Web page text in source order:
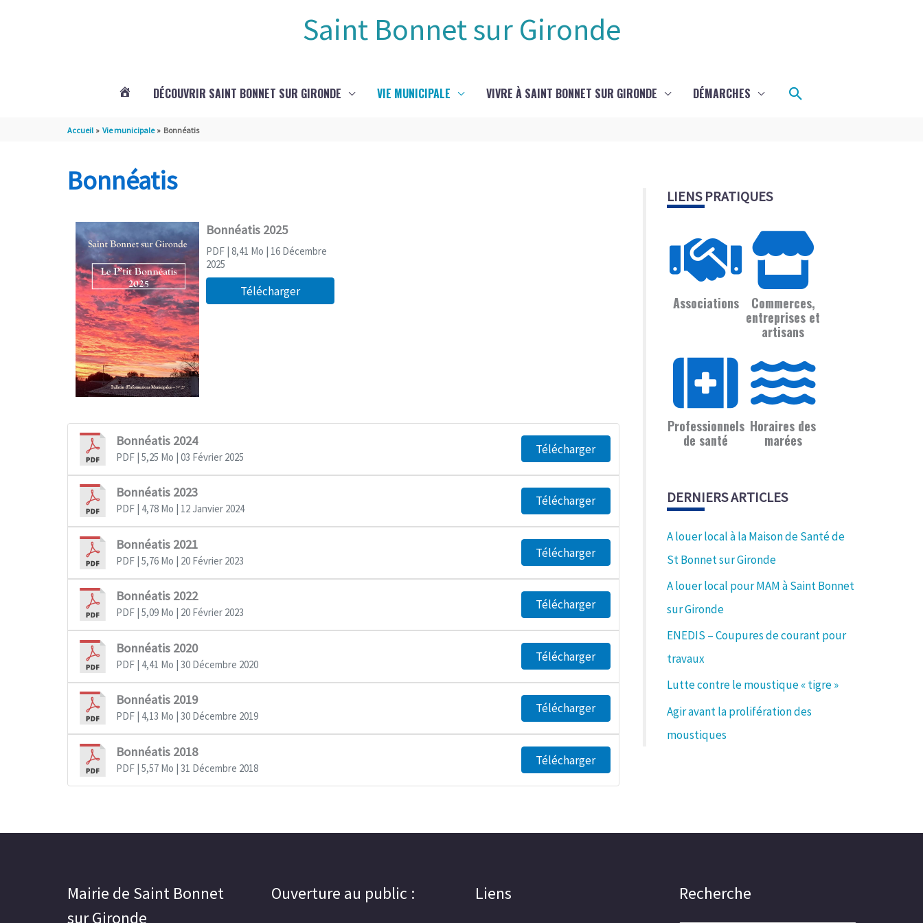
Saint Bonnet sur Gironde
BONNET
DÉCOUVRIR SAINT BONNET SUR GIRONDE VIE MUNICIPALE VIVRE À SAINT BONNET SUR GIRONDE DÉMARCHES Rechercher
Accueil Vie municipale Bonnéatis
Bonnéatis
Bonnéatis 2025
PDF | 8,41 Mo | 16 Décembre
2025
Télécharger
Bonnéatis 2024
PDF | 5,25 Mo | 03 Février 2025
Télécharger
Bonnéatis 2023
PDF | 4,78 Mo | 12 Janvier 2024
Télécharger
Bonnéatis 2021
PDF | 5,76 Mo | 20 Février 2023
Télécharger
Bonnéatis 2022
PDF | 5,09 Mo | 20 Février 2023
Télécharger
Bonnéatis 2020
PDF | 4,41 Mo | 30 Décembre 2020
Télécharger
Bonnéatis 2019
PDF | 4,13 Mo | 30 Décembre 2019
Télécharger
Bonnéatis 2018
PDF | 5,57 Mo | 31 Décembre 2018
Télécharger
LIENS PRATIQUES
Associations
Commerces,
entreprises et
artisans
Professionnels
de santé
Horaires des
marées
DERNIERS ARTICLES
A louer local à la Maison de Santé de
St Bonnet sur Gironde
A louer local pour MAM à Saint Bonnet
sur Gironde
ENEDIS – Coupures de courant pour
travaux
Lutte contre le moustique « tigre »
Agir avant la prolifération des
moustiques
Mairie de Saint Bonnet
sur Gironde
Ouverture au public : Liens Recherche